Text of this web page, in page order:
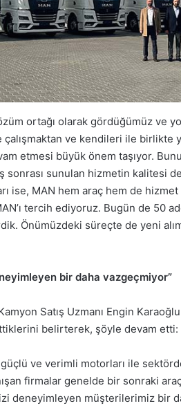
ortağı olarak gördüğümüz ve
çalışmaktan ve kendileri ile birlikte
etmesi büyük önem taşıyor.
sonrası sunulan hizmetin kalitesi
ise, MAN hem araç hem de
tercih ediyoruz. Bugün de 50
Önümüzdeki süreçte de yeni
bir daha vazgeçmiyor”
Satış Uzmanı Engin
belirterek, şöyle devam etti:
ve verimli motorları ile
firmalar genelde bir sonraki araç
deneyimleyen müşterilerimiz bir